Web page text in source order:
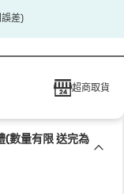
差)
超商取貨
數量有限 送完為